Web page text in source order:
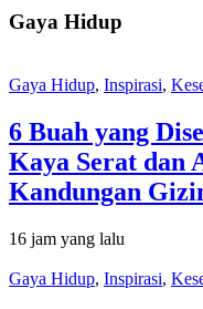
Gaya Hidup
Gaya Hidup, Inspirasi,
6 Buah yang
Kaya Serat dan
Kandungan
16 jam yang lalu
Gaya Hidup, Inspirasi,